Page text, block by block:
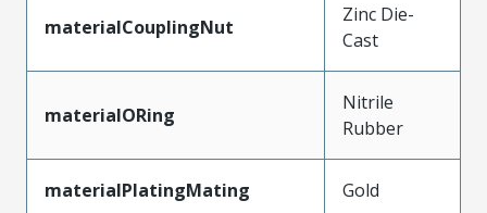
materialCouplingNut
Zinc Die-
Cast
materialORing
Nitrile
Rubber
materialPlatingMating Gold